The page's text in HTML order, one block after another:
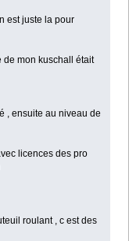
est juste la pour
de mon kuschall était
, ensuite au niveau de
licences des pro
roulant , c est des